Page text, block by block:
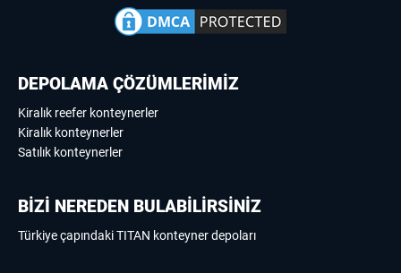
DEPOLAMA ÇÖZÜMLERİMİZ
Kiralık reefer konteynerler
Kiralık konteynerler
Satılık konteynerler
BİZİ NEREDEN BULABİLİRSİNİZ
Türkiye çapındaki TITAN konteyner depoları